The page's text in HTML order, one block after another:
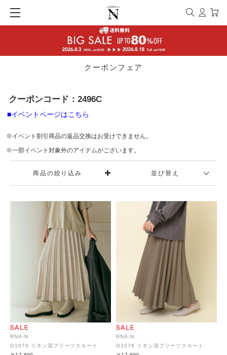
クーポンフェア
クーポンコード：2496C
■イベントページはこちら
※イベント割引商品の返品交換はお受けできません。
※一部イベント対象外のアイテムがございます。
商品の絞り込み 並び替え
RNA-N
G1076 リネン混プリーツスカート
RNA-N
G1076 リネン混プリーツスカート